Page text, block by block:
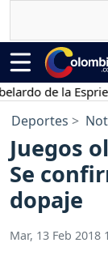
de la Espriella
Deportes
Juegos
Se
dopaje
Mar, 13 Feb 2018